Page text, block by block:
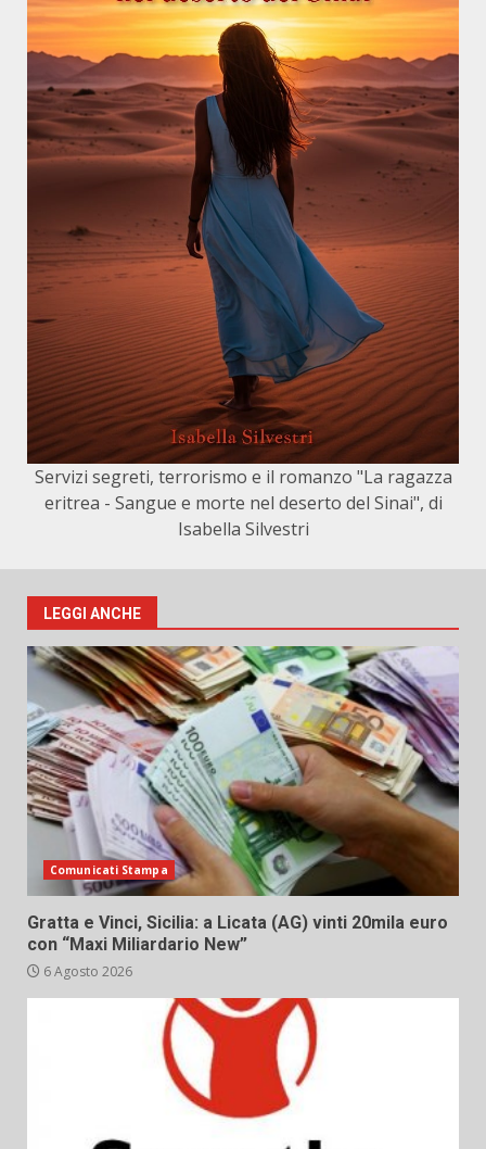
Servizi segreti, terrorismo e il romanzo "La ragazza
eritrea - Sangue e morte nel deserto del Sinai", di
Isabella Silvestri
LEGGI ANCHE
Comunicati Stampa
Gratta e Vinci, Sicilia: a Licata (AG) vinti 20mila euro
con “Maxi Miliardario New”
6 Agosto 2026